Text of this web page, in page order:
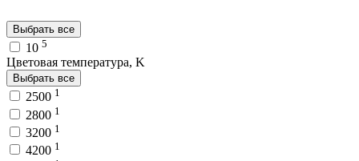
Выбрать все
10 5
Цветовая температура, K
Выбрать все
2500 1
2800 1
3200 1
4200 1